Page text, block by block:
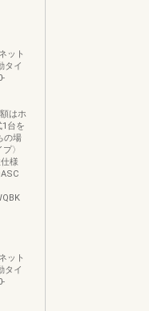
ット
タイ
はホ
台を
の場
〉
様
ット
タイ